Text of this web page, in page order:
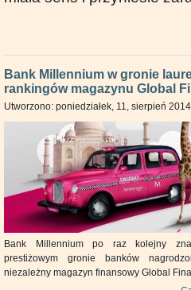
Bank Millennium w gronie
rankingów magazynu Global
Utworzono: poniedziałek, 11, sierpień
Bank Millennium po raz kolejny
prestiżowym gronie banków
niezależny magazyn finansowy Global